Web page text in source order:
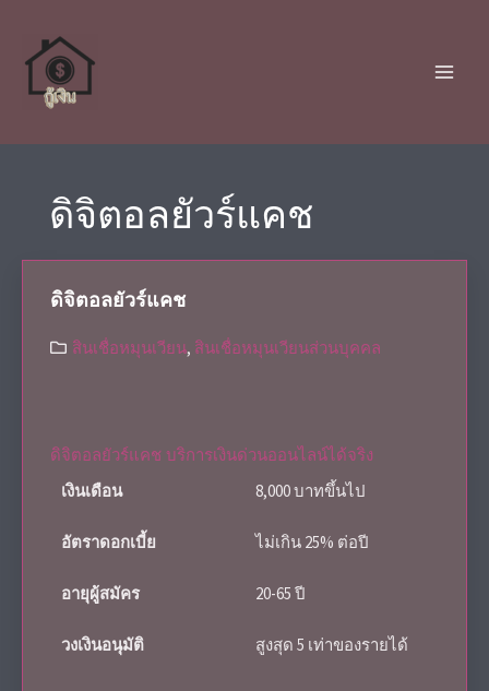
ดิจิตอลยัวร์แคช
ดิจิตอลยัวร์แคช
สินเชื่อหมุนเวียน, สินเชื่อหมุนเวียนส่วนบุคคล
ดิจิตอลยัวร์แคช บริการเงินด่วนออนไลน์ได้จริง
เงินเดือน
8,000 บาทขึ้นไป
อัตราดอกเบี้ย ไม่เกิน 25% ต่อปี
อายุผู้สมัคร 20-65 ปี
วงเงินอนุมัติ สูงสุด 5 เท่าของรายได้